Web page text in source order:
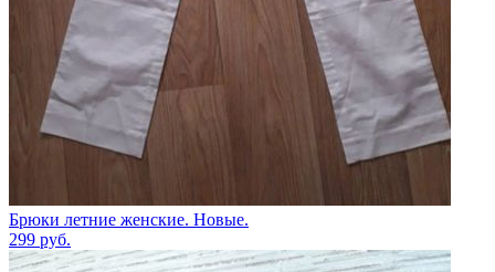
Брюки летние женские. Новые.
299 руб.